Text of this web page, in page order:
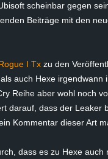
scheinbar gegen
Beiträge mit den
I Txzu den
auch Hexe irgendwann
Reihe aber wohl noch
darauf, dass der Leaker
Kommentar dieser Art
dass es zu Hexe auch